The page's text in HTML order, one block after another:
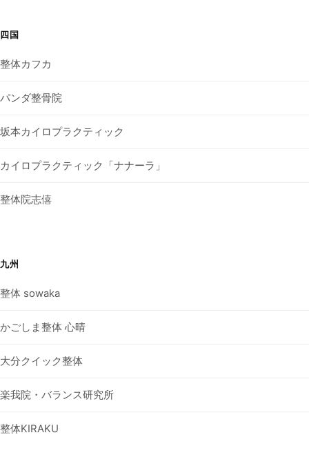
四国
整体カフカ
パンダ整骨院
坂本カイロプラクティック
カイロプラクティック「ナナーラ」
整体院志僖
九州
整体 sowaka
かごしま整体 心晴
大分クイック整体
楽我院・バランス研究所
整体KIRAKU